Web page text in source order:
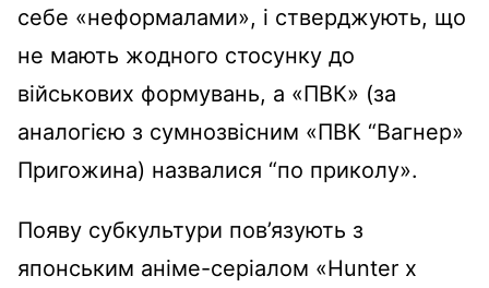
себе «неформалами», і стверджують, що
не мають жодного стосунку до
військових формувань, а «ПВК» (за
аналогією з сумнозвісним «ПВК “Вагнер»
Пригожина) назвалися “по приколу».
Появу субкультури пов’язують з
японським аніме-серіалом «Hunter x